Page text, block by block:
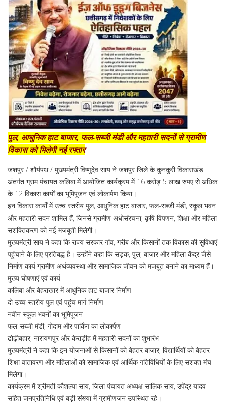
पुल, आधुनिक हाट बाजार, फल-सब्जी मंडी और महतारी सदनों से ग्रामीण
विकास को मिलेगी नई रफ्तार
जशपुर / शौर्यपथ / मुख्यमंत्री विष्णुदेव साय ने जशपुर जिले के कुनकुरी विकासखंड
अंतर्गत ग्राम पंचायत कलिबा में आयोजित कार्यक्रम में 16 करोड़ 5 लाख रुपए से अधिक
के 12 विकास कार्यों का भूमिपूजन एवं लोकार्पण किया।
इन विकास कार्यों में उच्च स्तरीय पुल, आधुनिक हाट बाजार, फल-सब्जी मंडी, स्कूल भवन
और महतारी सदन शामिल हैं, जिनसे ग्रामीण अधोसंरचना, कृषि विपणन, शिक्षा और महिला
सशक्तिकरण को नई मजबूती मिलेगी।
मुख्यमंत्री साय ने कहा कि राज्य सरकार गांव, गरीब और किसानों तक विकास की सुविधाएं
पहुंचाने के लिए प्रतिबद्ध है। उन्होंने कहा कि सड़क, पुल, बाजार और महिला केंद्र जैसे
निर्माण कार्य ग्रामीण अर्थव्यवस्था और सामाजिक जीवन को मजबूत बनाने का माध्यम हैं।
मुख्य घोषणाएं एवं कार्य
कलिबा और बेहराखार में आधुनिक हाट बाजार निर्माण
दो उच्च स्तरीय पुल एवं पहुंच मार्ग निर्माण
नवीन स्कूल भवनों का भूमिपूजन
फल-सब्जी मंडी, गोदाम और पार्किंग का लोकार्पण
ढोढ़ीबहार, नारायणपुर और केराड़ीह में महतारी सदनों का शुभारंभ
मुख्यमंत्री ने कहा कि इन योजनाओं से किसानों को बेहतर बाजार, विद्यार्थियों को बेहतर
शिक्षा वातावरण और महिलाओं को सामाजिक एवं आर्थिक गतिविधियों के लिए सशक्त मंच
मिलेगा।
कार्यक्रम में श्रीमती कौशल्या साय, जिला पंचायत अध्यक्ष सालिक साय, उपेंद्र यादव
सहित जनप्रतिनिधि एवं बड़ी संख्या में ग्रामीणजन उपस्थित रहे।